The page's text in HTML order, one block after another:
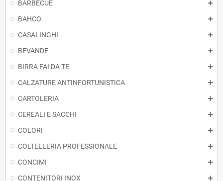
BARBECUE
BAHCO
CASALINGHI
BEVANDE
BIRRA FAI DA TE
CALZATURE ANTINFORTUNISTICA
CARTOLERIA
CEREALI E SACCHI
COLORI
COLTELLERIA PROFESSIONALE
CONCIMI
CONTENITORI INOX